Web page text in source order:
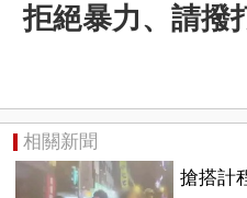
拒絕暴力、請撥
相關新聞
搶搭計